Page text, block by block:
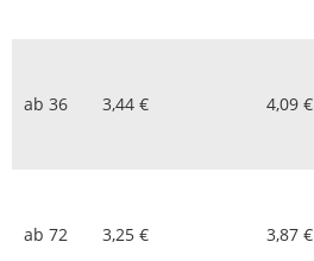
ab 36 3,44 € 4,09 €
ab 72 3,25 € 3,87 €